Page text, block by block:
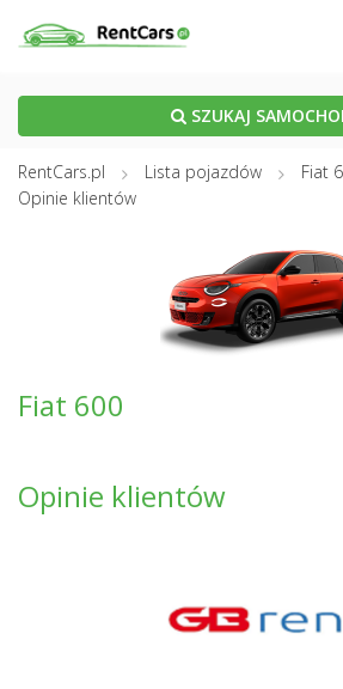
SZUKAJ
RentCars.pl Lista pojazdów
Fiat
Opinie klientów
Fiat 600
Opinie klientów